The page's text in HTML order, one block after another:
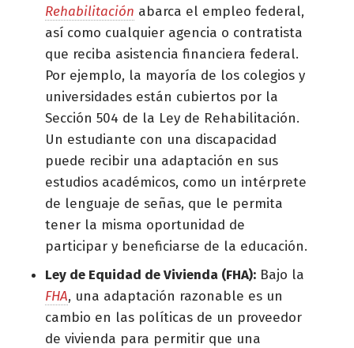
Rehabilitación abarca el empleo federal,
así como cualquier agencia o contratista
que reciba asistencia financiera federal.
Por ejemplo, la mayoría de los colegios y
universidades están cubiertos por la
Sección 504 de la Ley de Rehabilitación.
Un estudiante con una discapacidad
puede recibir una adaptación en sus
estudios académicos, como un intérprete
de lenguaje de señas, que le permita
tener la misma oportunidad de
participar y beneficiarse de la educación.
Ley de Equidad de Vivienda (FHA): Bajo la
FHA, una adaptación razonable es un
cambio en las políticas de un proveedor
de vivienda para permitir que una